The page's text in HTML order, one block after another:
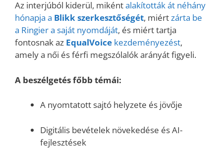
Az interjúból kiderül, mikéntalakították át néhány
hónapja a Blikk szerkesztőségét, miértzárta be
a Ringier a saját nyomdáját, és miért tartja
fontosnak az EqualVoice kezdeményezést,
amely a női és férfi megszólalók arányát figyeli.
A beszélgetés főbb témái:
A nyomtatott sajtó helyzete és jövője
Digitális bevételek növekedése és AI-
fejlesztések